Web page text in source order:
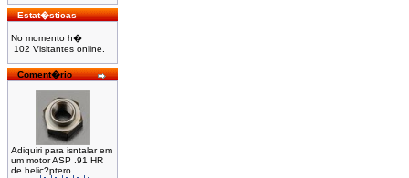
Estat�sticas
No momento h�
102 Visitantes online.
Coment�rio
Adiquiri para isntalar em
um motor ASP .91 HR
de helic?ptero ..